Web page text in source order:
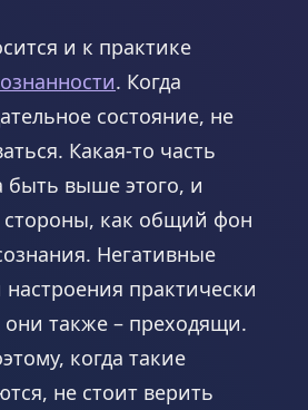
и к практике
. Когда
состояние, не
Какая-то часть
быть выше этого, и
стороны, как общий фон
Негативные
практически
также – преходящи.
когда такие
не стоит верить